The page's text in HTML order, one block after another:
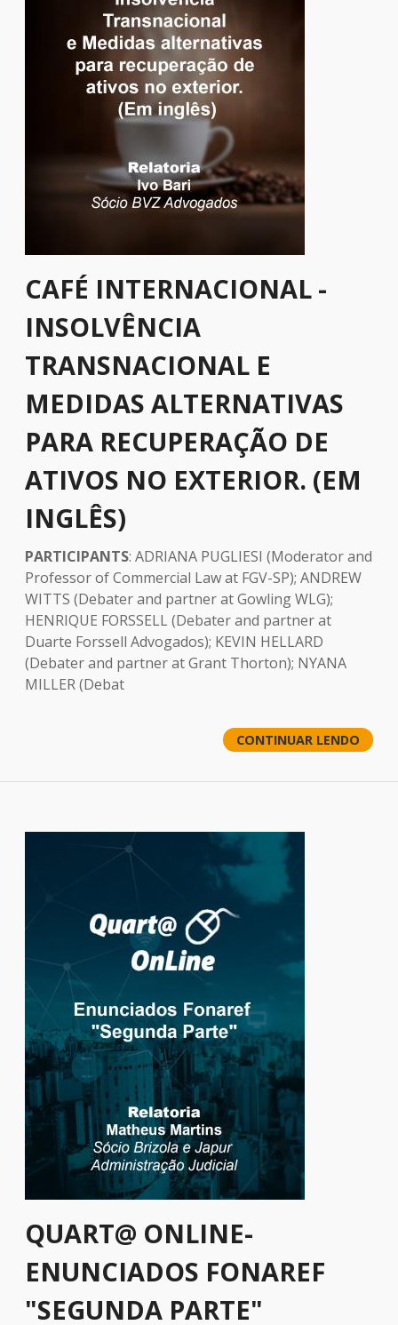
CAFÉ INTERNACIONAL -
INSOLVÊNCIA
TRANSNACIONAL E
MEDIDAS ALTERNATIVAS
PARA RECUPERAÇÃO DE
ATIVOS NO EXTERIOR. (EM
INGLÊS)
PARTICIPANTS: ADRIANA PUGLIESI (Moderator and
Professor of Commercial Law at FGV-SP); ANDREW
WITTS (Debater and partner at Gowling WLG);
HENRIQUE FORSSELL (Debater and partner at
Duarte Forssell Advogados); KEVIN HELLARD
(Debater and partner at Grant Thorton); NYANA
MILLER (Debat
CONTINUAR LENDO
QUART@ ONLINE-
ENUNCIADOS FONAREF
"SEGUNDA PARTE"